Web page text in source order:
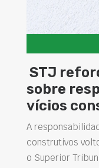
por
por vícios
jurídico após
o